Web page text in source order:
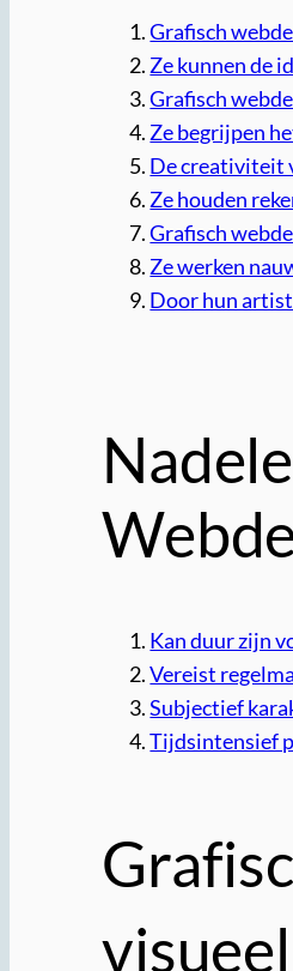
Grafisch
Ze kunnen de
Grafisch
Ze begrijpen
De creativiteit
Ze houden
Grafisch
Ze werken
Door hun
Kan duur zijn
Vereist
Subjectief
Tijdsintensief